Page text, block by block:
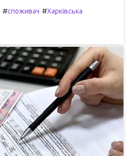
#споживач #Харківська